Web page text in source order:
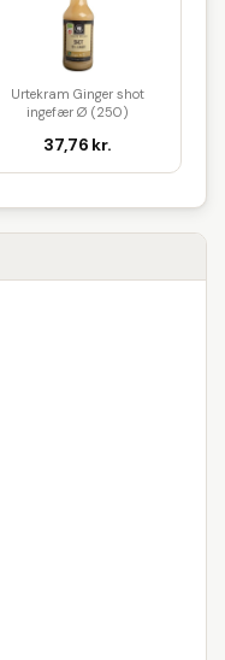
Urtekram Ginger shot
ingefær Ø (250)
37,76 kr.